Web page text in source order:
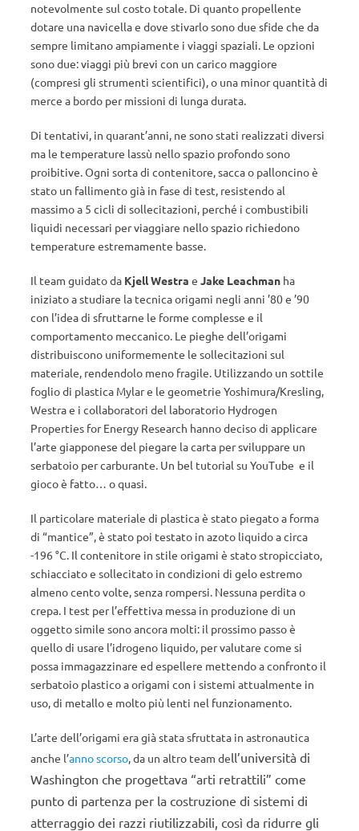
notevolmente sul costo totale. Di quanto propellente
dotare una navicella e dove stivarlo sono due sfide che da
sempre limitano ampiamente i viaggi spaziali. Le opzioni
sono due: viaggi più brevi con un carico maggiore
(compresi gli strumenti scientifici), o una minor quantità di
merce a bordo per missioni di lunga durata.
Di tentativi, in quarant’anni, ne sono stati realizzati diversi
ma le temperature lassù nello spazio profondo sono
proibitive. Ogni sorta di contenitore, sacca o palloncino è
stato un fallimento già in fase di test, resistendo al
massimo a 5 cicli di sollecitazioni, perché i combustibili
liquidi necessari per viaggiare nello spazio richiedono
temperature estremamente basse.
Il team guidato da Kjell Westra e Jake Leachman ha
iniziato a studiare la tecnica origami negli anni ’80 e ’90
con l’idea di sfruttarne le forme complesse e il
comportamento meccanico. Le pieghe dell’origami
distribuiscono uniformemente le sollecitazioni sul
materiale, rendendolo meno fragile. Utilizzando un sottile
foglio di plastica Mylar e le geometrie Yoshimura/Kresling,
Westra e i collaboratori del laboratorio Hydrogen
Properties for Energy Research hanno deciso di applicare
l’arte giapponese del piegare la carta per sviluppare un
serbatoio per carburante. Un bel tutorial su YouTube e il
gioco è fatto… o quasi.
Il particolare materiale di plastica è stato piegato a forma
di “mantice”, è stato poi testato in azoto liquido a circa
-196 °C. Il contenitore in stile origami è stato stropicciato,
schiacciato e sollecitato in condizioni di gelo estremo
almeno cento volte, senza rompersi. Nessuna perdita o
crepa. I test per l’effettiva messa in produzione di un
oggetto simile sono ancora molti: il prossimo passo è
quello di usare l’idrogeno liquido, per valutare come si
possa immagazzinare ed espellere mettendo a confronto il
serbatoio plastico a origami con i sistemi attualmente in
uso, di metallo e molto più lenti nel funzionamento.
L’arte dell’origami era già stata sfruttata in astronautica
anche l’anno scorso, da un altro team dell’università di
Washington che progettava “arti retrattili” come
punto di partenza per la costruzione di sistemi di
atterraggio dei razzi riutilizzabili, così da ridurre gli